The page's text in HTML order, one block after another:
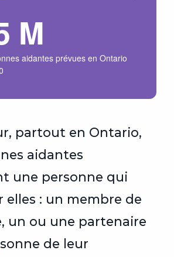
M
aidantes prévues en Ontario
partout en Ontario,
aidantes
une personne qui
elles : un membre de
un ou une partenaire
de leur